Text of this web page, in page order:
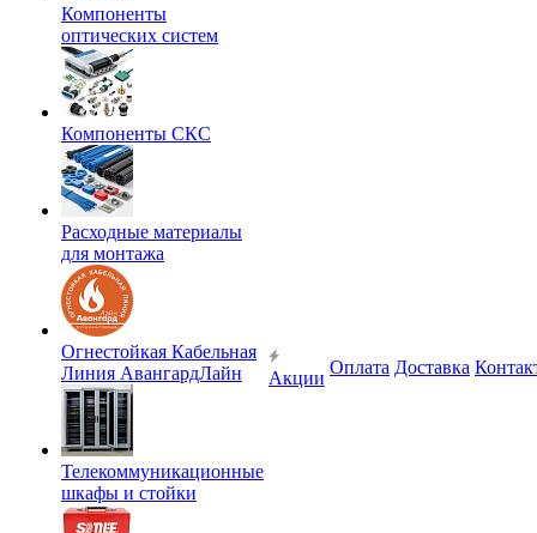
Компоненты
оптических систем
Компоненты СКС
Расходные материалы
для монтажа
Огнестойкая Кабельная
Линия АвангардЛайн
Телекоммуникационные
шкафы и стойки
Акции
Оплата Доставка